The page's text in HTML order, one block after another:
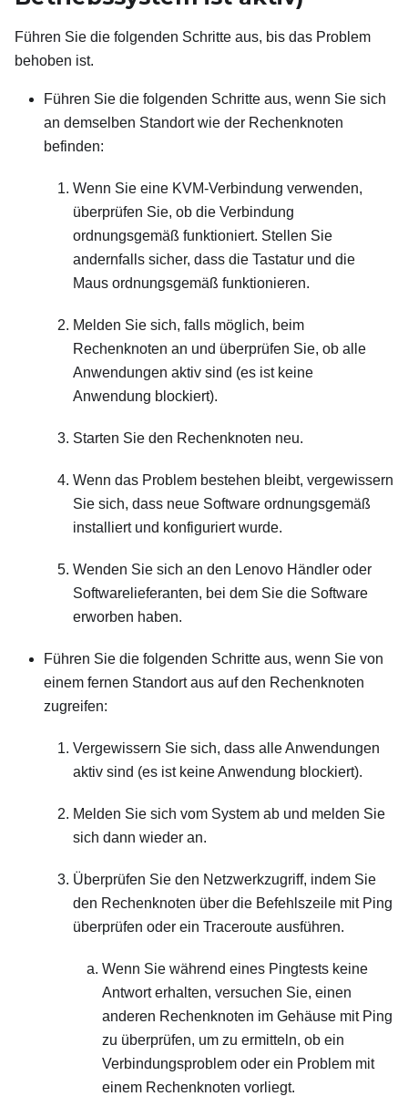
Führen Sie die folgenden Schritte aus, bis das Problem
behoben ist.
Führen Sie die folgenden Schritte aus, wenn Sie sich
an demselben Standort wie der Rechenknoten
befinden:
Wenn Sie eine KVM-Verbindung verwenden,
überprüfen Sie, ob die Verbindung
ordnungsgemäß funktioniert. Stellen Sie
andernfalls sicher, dass die Tastatur und die
Maus ordnungsgemäß funktionieren.
Melden Sie sich, falls möglich, beim
Rechenknoten an und überprüfen Sie, ob alle
Anwendungen aktiv sind (es ist keine
Anwendung blockiert).
Starten Sie den Rechenknoten neu.
Wenn das Problem bestehen bleibt, vergewissern
Sie sich, dass neue Software ordnungsgemäß
installiert und konfiguriert wurde.
Wenden Sie sich an den Lenovo Händler oder
Softwarelieferanten, bei dem Sie die Software
erworben haben.
Führen Sie die folgenden Schritte aus, wenn Sie von
einem fernen Standort aus auf den Rechenknoten
zugreifen:
Vergewissern Sie sich, dass alle Anwendungen
aktiv sind (es ist keine Anwendung blockiert).
Melden Sie sich vom System ab und melden Sie
sich dann wieder an.
Überprüfen Sie den Netzwerkzugriff, indem Sie
den Rechenknoten über die Befehlszeile mit Ping
überprüfen oder ein Traceroute ausführen.
Wenn Sie während eines Pingtests keine
Antwort erhalten, versuchen Sie, einen
anderen Rechenknoten im Gehäuse mit Ping
zu überprüfen, um zu ermitteln, ob ein
Verbindungsproblem oder ein Problem mit
einem Rechenknoten vorliegt.